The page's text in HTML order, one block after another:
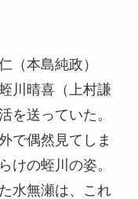
（本島純政）
川晴喜（上村謙
を送っていた。
で偶然見てしま
けの蛭川の姿。
水無瀬は、これ